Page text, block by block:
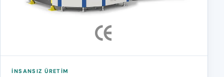
İNSANSIZ ÜRETIM